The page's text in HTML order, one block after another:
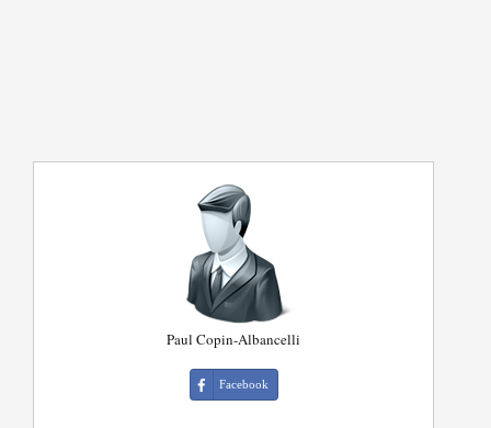
Paul Copin-Albancelli
Facebook